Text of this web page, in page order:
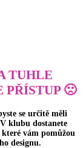
TUHLE
PŘÍSTUP 🙁
se určitě měli
klubu dostanete
vám pomůžou
designu.